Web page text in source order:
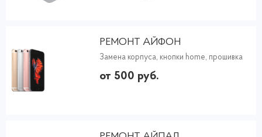
РЕМОНТ АЙФОН
Замена корпуса, кнопки home, прошивка
от 500 руб.